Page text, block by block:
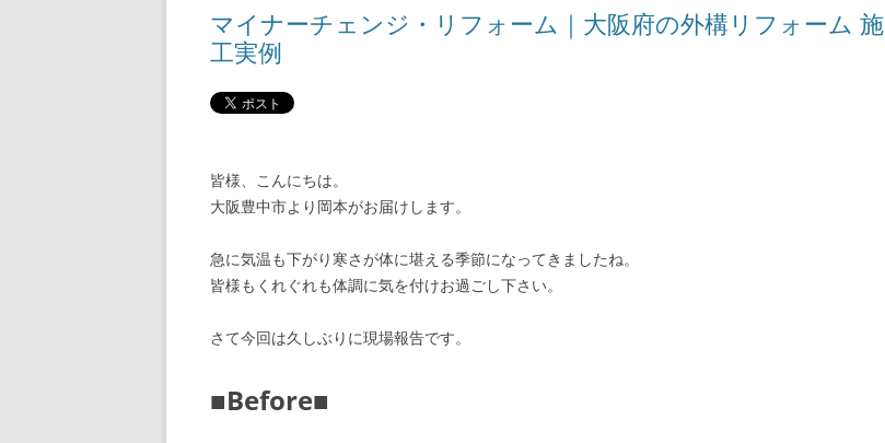
マイナーチェンジ・リフォーム｜大阪府の外構リフォーム 施
工実例
皆様、こんにちは。
大阪豊中市より岡本がお届けします。
急に気温も下がり寒さが体に堪える季節になってきましたね。
皆様もくれぐれも体調に気を付けお過ごし下さい。
さて今回は久しぶりに現場報告です。
■Before■